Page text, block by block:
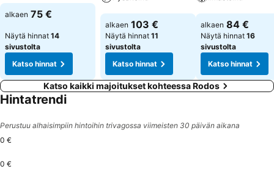
Katso hinnat
alkaen 75 €
Näytä hinnat 14
sivustolta
Katso hinnat
Katso hinnat
alkaen 103 €
Näytä hinnat 11
sivustolta
Katso hinnat
Katso hinnat
alkaen 84 €
Näytä hinnat 16
sivustolta
Katso hinnat
Katso kaikki majoitukset kohteessa Rodos
Hintatrendi
Perustuu alhaisimpiin hintoihin trivagossa viimeisten 30 päivän aikana
0 €
0 €